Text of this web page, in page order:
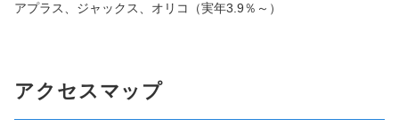
アプラス、ジャックス、オリコ（実年3.9％～）
アクセスマップ